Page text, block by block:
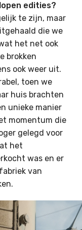
edities?
te zijn, maar
die we
het net ook
brokken
ook weer uit.
toen we
huis brachten
unieke manier
momentum die
gelegd voor
het
was en er
van